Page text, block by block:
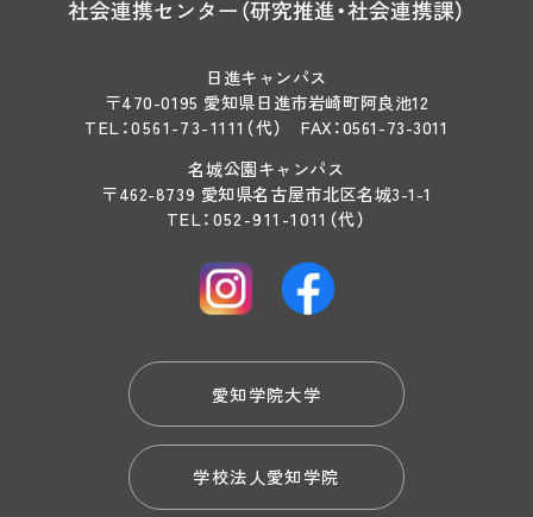
社会連携センター（研究推進・社会連携課）
日進キャンパス
〒470-0195 愛知県日進市岩崎町阿良池12
TEL：0561-73-1111 （代）
FAX：0561-73-3011
名城公園キャンパス
〒462-8739 愛知県名古屋市北区名城3-1-1
TEL：052-911-1011 （代）
愛知学院大学
学校法人愛知学院